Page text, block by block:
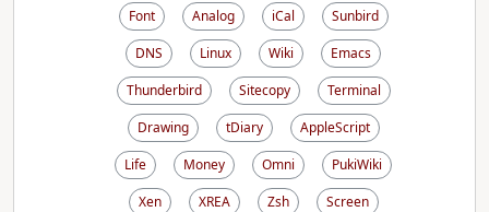
Font Analog iCal
Sunbird
DNS
Linux Wiki
Emacs
Thunderbird
Sitecopy
Terminal
Drawing
tDiary
AppleScript
Life
Money Omni
PukiWiki
Xen
XREA Zsh
Screen